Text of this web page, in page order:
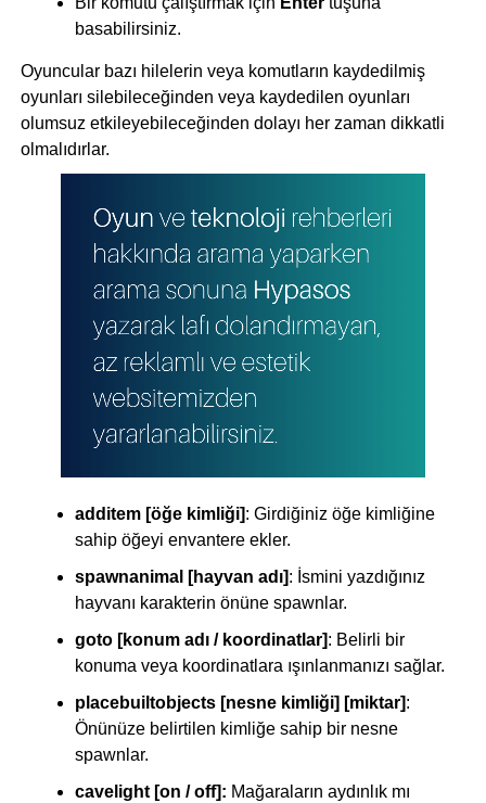
basabilirsiniz.
Oyuncular bazı hilelerin veya komutların kaydedilmiş
oyunları silebileceğinden veya kaydedilen oyunları
olumsuz etkileyebileceğinden dolayı her zaman dikkatli
olmalıdırlar.
additem [öğe kimliği]: Girdiğiniz öğe kimliğine
sahip öğeyi envantere ekler.
spawnanimal [hayvan adı]: İsmini yazdığınız
hayvanı karakterin önüne spawnlar.
goto [konum adı / koordinatlar]: Belirli bir
konuma veya koordinatlara ışınlanmanızı sağlar.
placebuiltobjects [nesne kimliği] [miktar]:
Önünüze belirtilen kimliğe sahip bir nesne
spawnlar.
cavelight [on / off]: Mağaraların aydınlık mı